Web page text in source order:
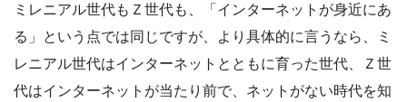
ミレニアル世代もＺ世代も、「インターネットが身近にあ
る」という点では同じですが、より具体的に言うなら、ミ
レニアル世代はインターネットとともに育った世代、Ｚ世
代はインターネットが当たり前で、ネットがない時代を知